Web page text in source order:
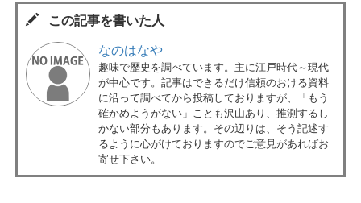
この記事を書いた人
なのはなや
趣味で歴史を調べています。主に江戸時代～現代
が中心です。記事はできるだけ信頼のおける資料
に沿って調べてから投稿しておりますが、「もう
確かめようがない」ことも沢山あり、推測するし
かない部分もあります。その辺りは、そう記述す
るように心がけておりますのでご意見があればお
寄せ下さい。